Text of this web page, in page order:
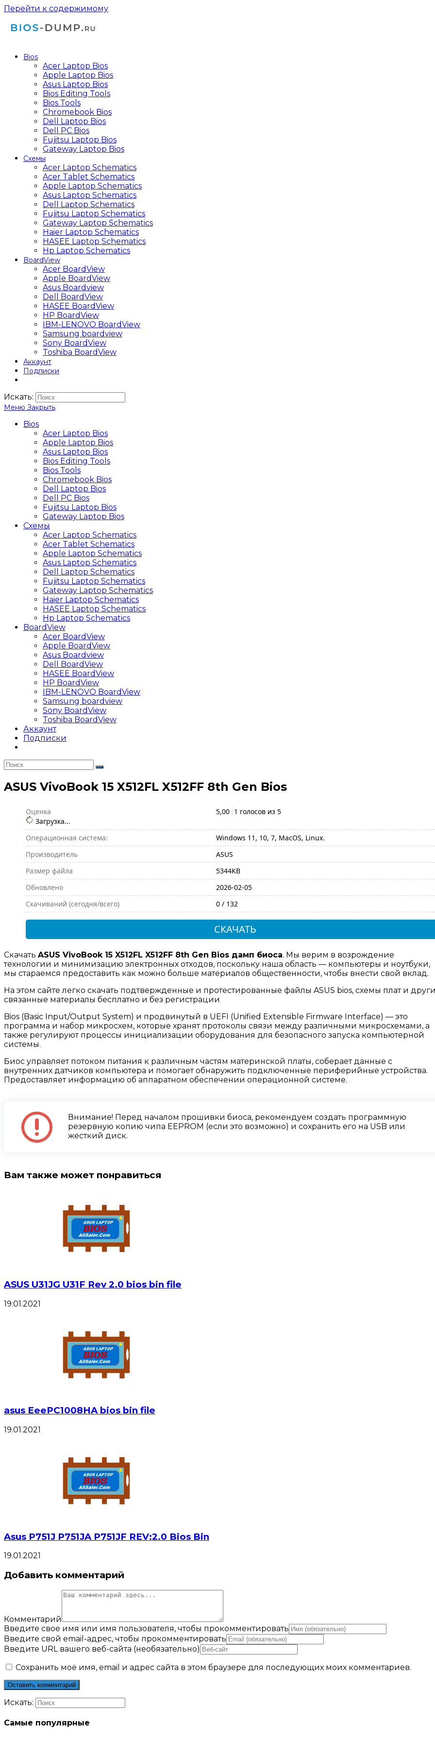
Перейти к содержимому
Bios
Acer Laptop Bios
Apple Laptop Bios
Asus Laptop Bios
Bios Editing Tools
Bios Tools
Chromebook Bios
Dell Laptop Bios
Dell PC Bios
Fujitsu Laptop Bios
Gateway Laptop Bios
Схемы
Acer Laptop Schematics
Acer Tablet Schematics
Apple Laptop Schematics
Asus Laptop Schematics
Dell Laptop Schematics
Fujitsu Laptop Schematics
Gateway Laptop Schematics
Haier Laptop Schematics
HASEE Laptop Schematics
Hp Laptop Schematics
BoardView
Acer BoardView
Apple BoardView
Asus Boardview
Dell BoardView
HASEE BoardView
HP BoardView
IBM-LENOVO BoardView
Samsung boardview
Sony BoardView
Toshiba BoardView
Аккаунт
Подписки
Искать:
Меню Закрыть
Bios
Acer Laptop Bios
Apple Laptop Bios
Asus Laptop Bios
Bios Editing Tools
Bios Tools
Chromebook Bios
Dell Laptop Bios
Dell PC Bios
Fujitsu Laptop Bios
Gateway Laptop Bios
Схемы
Acer Laptop Schematics
Acer Tablet Schematics
Apple Laptop Schematics
Asus Laptop Schematics
Dell Laptop Schematics
Fujitsu Laptop Schematics
Gateway Laptop Schematics
Haier Laptop Schematics
HASEE Laptop Schematics
Hp Laptop Schematics
BoardView
Acer BoardView
Apple BoardView
Asus Boardview
Dell BoardView
HASEE BoardView
HP BoardView
IBM-LENOVO BoardView
Samsung boardview
Sony BoardView
Toshiba BoardView
Аккаунт
Подписки
ASUS VivoBook 15 X512FL X512FF 8th Gen Bios
Оценка 5,00 1 голосов из5
Загрузка...
Операционная система:
Windows 11, 10, 7, MacOS, Linux.
Производитель
ASUS
Размер файла
5344KB
Обновлено
2026-02-05
Скачиваний (сегодня/всего)
0 / 132
СКАЧАТЬ
Скачать ASUS VivoBook 15 X512FL X512FF 8th Gen Bios дамп биоса. Мы верим в возрождение
технологии и минимизацию электронных отходов, поскольку наша область — компьютеры и ноутбуки,
мы стараемся предоставить как можно больше материалов общественности, чтобы внести свой вклад.
На этом сайте легко скачать подтвержденные и протестированные файлы ASUS bios, схемы плат и
связанные материалы бесплатно и без регистрации
Bios (Basic Input/Output System) и продвинутый в UEFI (Unified Extensible Firmware Interface) — это
программа и набор микросхем, которые хранят протоколы связи между различными микросхемами, а
также регулируют процессы инициализации оборудования для безопасного запуска компьютерной
системы.
Биос управляет потоком питания к различным частям материнской платы, соберает данные с
внутренних датчиков компьютера и помогает обнаружить подключенные периферийные устройства.
Предоставляет информацию об аппаратном обеспечении операционной системе.
Внимание! Перед началом прошивки биоса, рекомендуем создать программную
резервную копию чипа EEPROM (если это возможно) и сохранить его на USB или
жесткий диск.
Вам также может понравиться
ASUS U31JG U31F Rev 2.0 bios bin file
19.01.2021
asus EeePC1008HA bios bin file
19.01.2021
Asus P751J P751JA P751JF REV:2.0 Bios Bin
19.01.2021
Добавить комментарий
Комментарий
Введите свое имя или имя пользователя, чтобы прокомментировать
Введите свой email-адрес, чтобы прокомментировать
Введите URL вашего веб-сайта (необязательно)
Сохранить моё имя, email и адрес сайта в этом браузере для последующих моих комментариев.
Искать:
Самые популярные